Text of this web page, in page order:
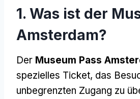
1. Was ist der
Amsterdam?
Der Museum Pass
spezielles Ticket, das
unbegrenzten Zugang zu